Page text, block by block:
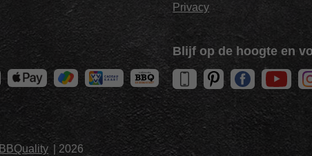
Privacy
Blijf op de hoogte en
BBQuality | 2026